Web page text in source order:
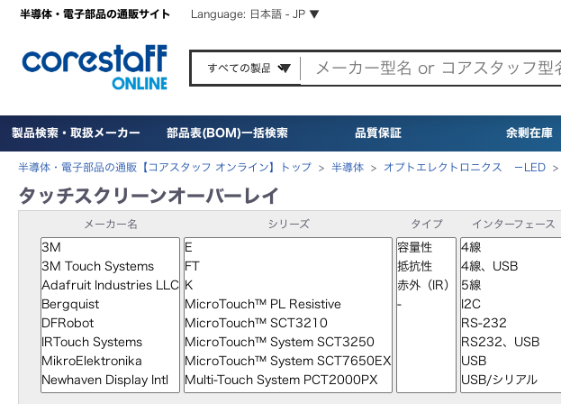
半導体・電子部品の通販サイト Language: 日本語 - JP ▼
製品検索・取扱メーカー 部品表(BOM)一括検索 品質保証 余剰在庫
半導体・電子部品の通販【コアスタッフ オンライン】トップ > 半導体 > オプトエレクトロニクス －LED >
タッチスクリーンオーバーレイ
メーカー名 シリーズ タイプ インターフェース